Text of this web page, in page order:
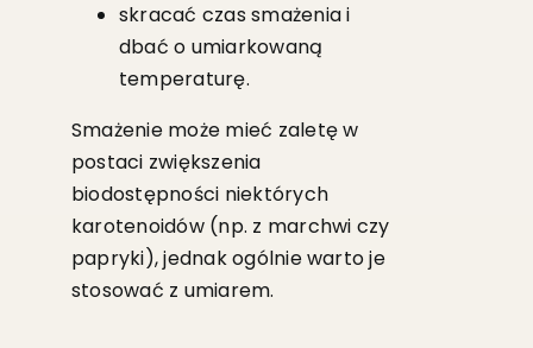
skracać czas smażenia i
dbać o umiarkowaną
temperaturę.
Smażenie może mieć zaletę w
postaci zwiększenia
biodostępności niektórych
karotenoidów (np. z marchwi czy
papryki), jednak ogólnie warto je
stosować z umiarem.